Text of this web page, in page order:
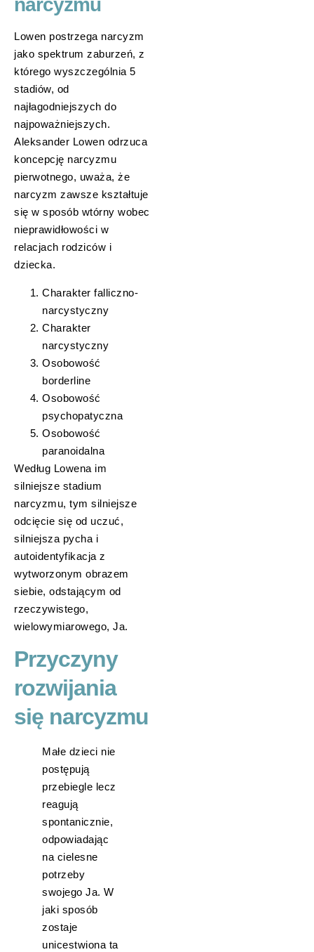
narcyzmu
Lowen postrzega narcyzm
jako spektrum zaburzeń, z
którego wyszczególnia 5
stadiów, od
najłagodniejszych do
najpoważniejszych.
Aleksander Lowen odrzuca
koncepcję narcyzmu
pierwotnego, uważa, że
narcyzm zawsze kształtuje
się w sposób wtórny wobec
nieprawidłowości w
relacjach rodziców i
dziecka.
Charakter falliczno-
narcystyczny
Charakter
narcystyczny
Osobowość
borderline
Osobowość
psychopatyczna
Osobowość
paranoidalna
Według Lowena im
silniejsze stadium
narcyzmu, tym silniejsze
odcięcie się od uczuć,
silniejsza pycha i
autoidentyfikacja z
wytworzonym obrazem
siebie, odstającym od
rzeczywistego,
wielowymiarowego, Ja.
Przyczyny
rozwijania
się narcyzmu
Małe dzieci nie
postępują
przebiegle lecz
reagują
spontanicznie,
odpowiadając
na cielesne
potrzeby
swojego Ja. W
jaki sposób
zostaje
unicestwiona ta